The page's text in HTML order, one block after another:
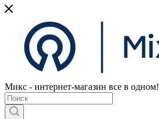
Микс - интернет-магазин все в одном!